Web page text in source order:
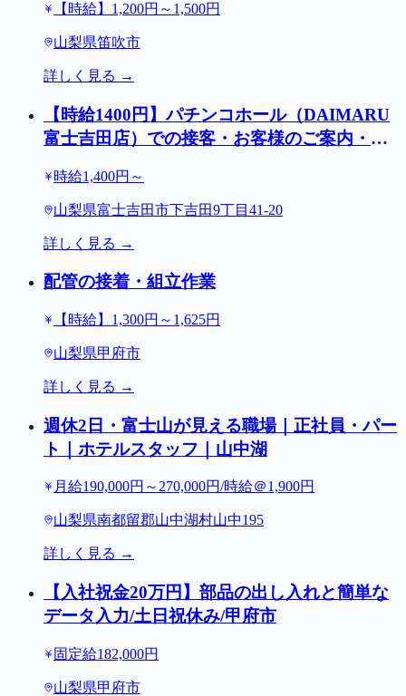
【時給】1,200円～1,500円
山梨県笛吹市
詳しく見る →
【時給1400円】パチンコホール（DAIMARU
富士吉田店）での接客・お客様のご案内・店
時給1,400円～
山梨県富士吉田市下吉田9丁目41-20
詳しく見る →
配管の接着・組立作業
【時給】1,300円～1,625円
山梨県甲府市
詳しく見る →
週休2日・富士山が見える職場｜正社員・パー
ト｜ホテルスタッフ｜山中湖
月給190,000円～270,000円/時給＠1,900円
山梨県南都留郡山中湖村山中195
詳しく見る →
【入社祝金20万円】部品の出し入れと簡単な
データ入力/土日祝休み/甲府市
固定給182,000円
山梨県甲府市